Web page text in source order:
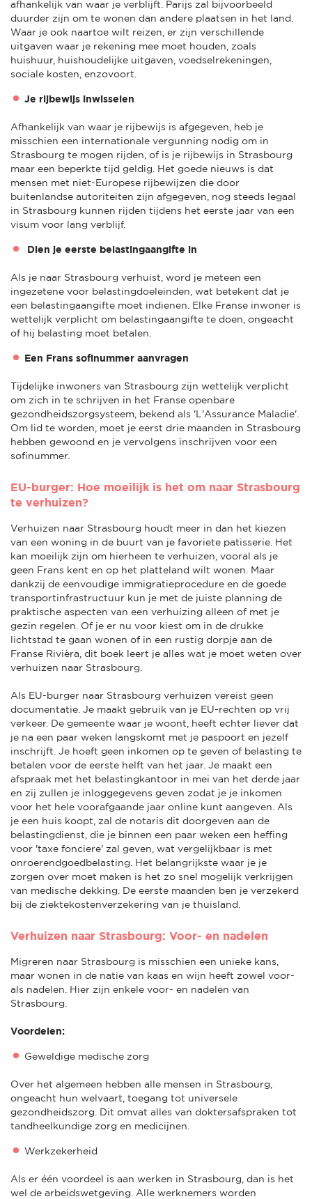
afhankelijk van waar je verblijft. Parijs zal bijvoorbeeld
duurder zijn om te wonen dan andere plaatsen in het land.
Waar je ook naartoe wilt reizen, er zijn verschillende
uitgaven waar je rekening mee moet houden, zoals
huishuur, huishoudelijke uitgaven, voedselrekeningen,
sociale kosten, enzovoort.
Je rijbewijs inwisselen
Afhankelijk van waar je rijbewijs is afgegeven, heb je
misschien een internationale vergunning nodig om in
Strasbourg te mogen rijden, of is je rijbewijs in Strasbourg
maar een beperkte tijd geldig. Het goede nieuws is dat
mensen met niet-Europese rijbewijzen die door
buitenlandse autoriteiten zijn afgegeven, nog steeds legaal
in Strasbourg kunnen rijden tijdens het eerste jaar van een
visum voor lang verblijf.
Dien je eerste belastingaangifte in
Als je naar Strasbourg verhuist, word je meteen een
ingezetene voor belastingdoeleinden, wat betekent dat je
een belastingaangifte moet indienen. Elke Franse inwoner is
wettelijk verplicht om belastingaangifte te doen, ongeacht
of hij belasting moet betalen.
Een Frans sofinummer aanvragen
Tijdelijke inwoners van Strasbourg zijn wettelijk verplicht
om zich in te schrijven in het Franse openbare
gezondheidszorgsysteem, bekend als 'L'Assurance Maladie'.
Om lid te worden, moet je eerst drie maanden in Strasbourg
hebben gewoond en je vervolgens inschrijven voor een
sofinummer.
EU-burger: Hoe moeilijk is het om naar Strasbourg
te verhuizen?
Verhuizen naar Strasbourg houdt meer in dan het kiezen
van een woning in de buurt van je favoriete patisserie. Het
kan moeilijk zijn om hierheen te verhuizen, vooral als je
geen Frans kent en op het platteland wilt wonen. Maar
dankzij de eenvoudige immigratieprocedure en de goede
transportinfrastructuur kun je met de juiste planning de
praktische aspecten van een verhuizing alleen of met je
gezin regelen. Of je er nu voor kiest om in de drukke
lichtstad te gaan wonen of in een rustig dorpje aan de
Franse Rivièra, dit boek leert je alles wat je moet weten over
verhuizen naar Strasbourg.
Als EU-burger naar Strasbourg verhuizen vereist geen
documentatie. Je maakt gebruik van je EU-rechten op vrij
verkeer. De gemeente waar je woont, heeft echter liever dat
je na een paar weken langskomt met je paspoort en jezelf
inschrijft. Je hoeft geen inkomen op te geven of belasting te
betalen voor de eerste helft van het jaar. Je maakt een
afspraak met het belastingkantoor in mei van het derde jaar
en zij zullen je inloggegevens geven zodat je je inkomen
voor het hele voorafgaande jaar online kunt aangeven. Als
je een huis koopt, zal de notaris dit doorgeven aan de
belastingdienst, die je binnen een paar weken een heffing
voor 'taxe fonciere' zal geven, wat vergelijkbaar is met
onroerendgoedbelasting. Het belangrijkste waar je je
zorgen over moet maken is het zo snel mogelijk verkrijgen
van medische dekking. De eerste maanden ben je verzekerd
bij de ziektekostenverzekering van je thuisland.
Verhuizen naar Strasbourg: Voor- en nadelen
Migreren naar Strasbourg is misschien een unieke kans,
maar wonen in de natie van kaas en wijn heeft zowel voor-
als nadelen. Hier zijn enkele voor- en nadelen van
Strasbourg.
Voordelen:
Geweldige medische zorg
Over het algemeen hebben alle mensen in Strasbourg,
ongeacht hun welvaart, toegang tot universele
gezondheidszorg. Dit omvat alles van doktersafspraken tot
tandheelkundige zorg en medicijnen.
Werkzekerheid
Als er één voordeel is aan werken in Strasbourg, dan is het
wel de arbeidswetgeving. Alle werknemers worden